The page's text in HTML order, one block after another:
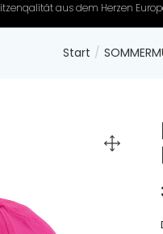
aus dem Herzen
Start